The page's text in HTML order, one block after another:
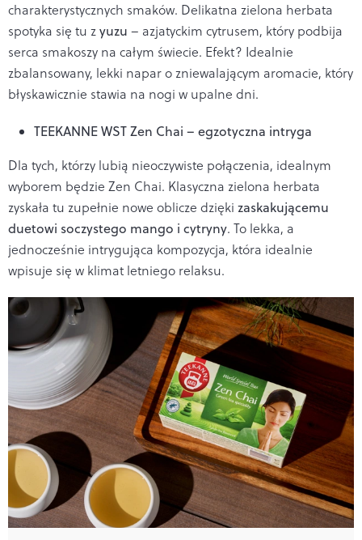
charakterystycznych smaków. Delikatna zielona herbata
spotyka się tu zyuzu – azjatyckim cytrusem, który podbija
serca smakoszy na całym świecie. Efekt? Idealnie
zbalansowany, lekki napar o zniewalającym aromacie, który
błyskawicznie stawia na nogi w upalne dni.
TEEKANNE WST Zen Chai – egzotyczna intryga
Dla tych, którzy lubią nieoczywiste połączenia, idealnym
wyborem będzie Zen Chai. Klasyczna zielona herbata
zyskała tu zupełnie nowe oblicze dzięki zaskakującemu
duetowi soczystego mango i cytryny. To lekka, a
jednocześnie intrygująca kompozycja, która idealnie
wpisuje się w klimat letniego relaksu.